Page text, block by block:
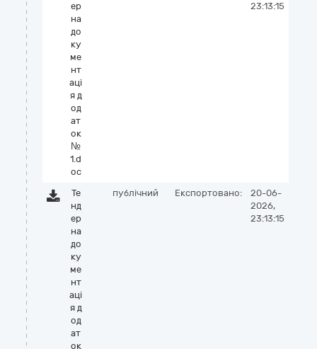
ер
на
до
ку
ме
нт
аці
я д
од
ат
ок
№
1.d
oc
23:13:15
Те
нд
ер
на
до
ку
ме
нт
аці
я д
од
ат
ок
публічний Експортовано:
20-06-
2026,
23:13:15